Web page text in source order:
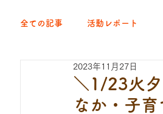
全ての記事 活動レポート
クラブ｜くらす森
＼1/23火
なか・子
2023年11月27日